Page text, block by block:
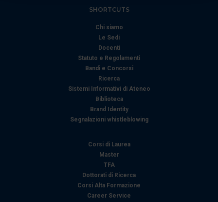
e imposta le tue preferenze nella sezione dettagli
modificare o ritirare il tuo consenso in qualsiasi momento
dalla Dichiarazione sui cookie.
Utilizziamo i cookie per personalizzare contenuti ed
annunci, per fornire funzionalità dei social media e per
analizzare il nostro traffico. Condividiamo inoltre
informazioni sul modo in cui utilizza il nostro sito con i
nostri partner che si occupano di analisi dei dati web,
pubblicità e social media, i quali potrebbero combinarle
raccolto dal suo utilizzo dei loro servizi.
SHORTCUTS
Chi siamo
Le Sedi
Docenti
Statuto e Regolamenti
Bandi e Concorsi
Ricerca
Sistemi Informativi di Ateneo
Biblioteca
Brand Identity
Segnalazioni whistleblowing
Corsi di Laurea
Master
TFA
Dottorati di Ricerca
Corsi Alta Formazione
Career Service